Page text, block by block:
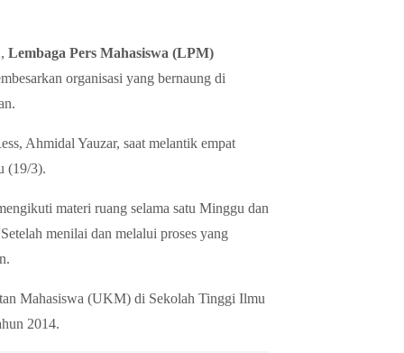
Lembaga Pers Mahasiswa (LPM)
organisasi yang bernaung di
Ahmidal Yauzar, saat melantik empat
(19/3).
materi ruang selama satu Minggu dan
menilai dan melalui proses yang
Mahasiswa (UKM) di Sekolah Tinggi Ilmu
2014.